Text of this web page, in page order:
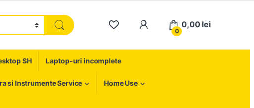
My Account
0
0,00 lei
SH Laptop-uri incomplete
si Instrumente Service Home Use